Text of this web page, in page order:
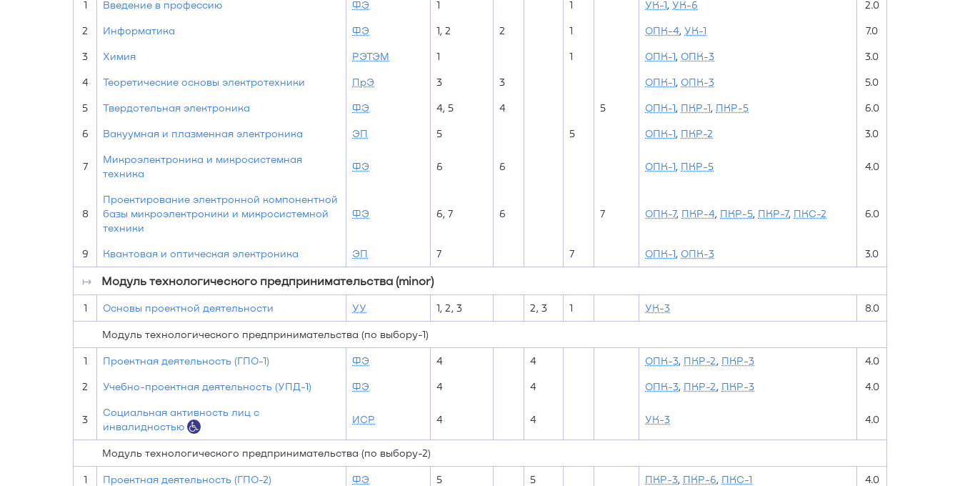
1 Введение в профессию ФЭ 1 1 УК-1, УК-6 2.0
2 Информатика ФЭ 1, 2 2 1 ОПК-4, УК-1 7.0
3 Химия РЭТЭМ 1 1 ОПК-1, ОПК-3 3.0
4 Теоретические основы электротехники ПрЭ 3 3 ОПК-1, ОПК-3 5.0
5 Твердотельная электроника ФЭ 4, 5 4 5 ОПК-1, ПКР-1, ПКР-5 6.0
6 Вакуумная и плазменная электроника ЭП 5 5 ОПК-1, ПКР-2 3.0
7
Микроэлектроника и микросистемная
техника
ФЭ 6 6 ОПК-1, ПКР-5 4.0
8
Проектирование электронной компонентной
базы микроэлектроники и микросистемной
техники
ФЭ 6, 7 6 7 ОПК-7, ПКР-4, ПКР-5, ПКР-7, ПКС-2 6.0
9 Квантовая и оптическая электроника ЭП 7 7 ОПК-1, ОПК-3 3.0
↦ Модуль технологического предпринимательства (minor)
1 Основы проектной деятельности УУ 1, 2, 3 2, 3 1 УК-3 8.0
Модуль технологического предпринимательства (по выбору-1)
1 Проектная деятельность (ГПО-1) ФЭ 4 4 ОПК-3, ПКР-2, ПКР-3 4.0
2 Учебно-проектная деятельность (УПД-1) ФЭ 4 4 ОПК-3, ПКР-2, ПКР-3 4.0
3
Социальная активность лиц с
инвалидностью
ИСР 4 4 УК-3 4.0
Модуль технологического предпринимательства (по выбору-2)
1 Проектная деятельность (ГПО-2) ФЭ 5 5 ПКР-3, ПКР-6, ПКС-1 4.0